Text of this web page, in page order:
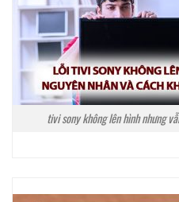
tivi sony không lên hình nhưng